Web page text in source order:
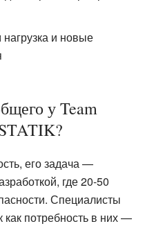
и новые
у Team
его задача —
где 20-50
Специалисты
как потребность в них —